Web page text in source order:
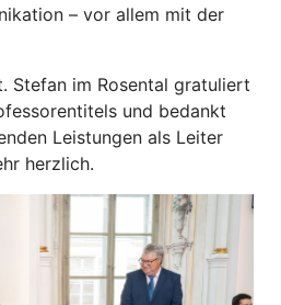
– vor allem mit der
Stefan im Rosental gratuliert
und bedankt
Leistungen als Leiter
herzlich.